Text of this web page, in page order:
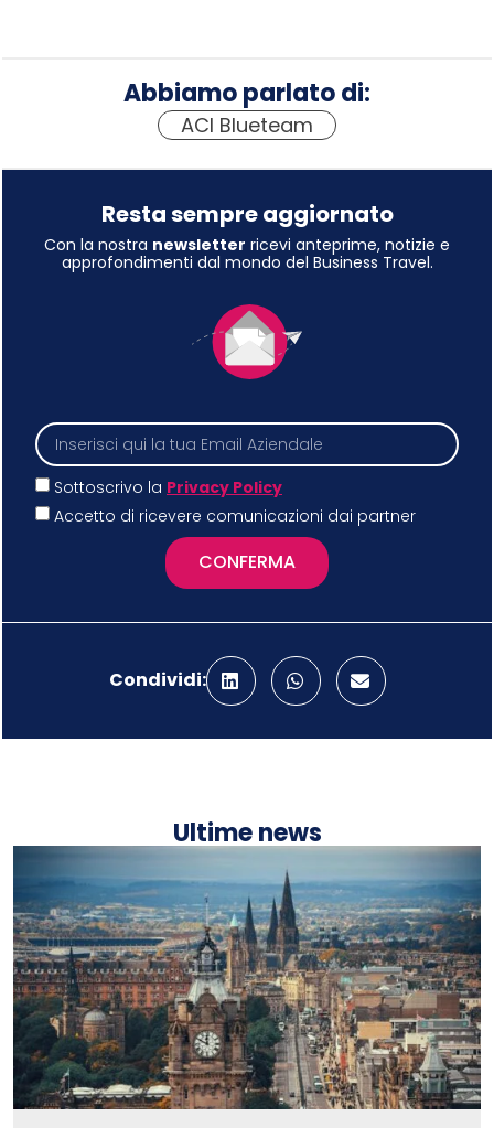
Abbiamo parlato di:
ACI Blueteam
Resta sempre aggiornato
Con la nostra newsletter ricevi anteprime, notizie e
approfondimenti dal mondo del Business Travel.
Sottoscrivo la Privacy Policy
Accetto di ricevere comunicazioni dai partner
CONFERMA
Condividi:
Ultime news